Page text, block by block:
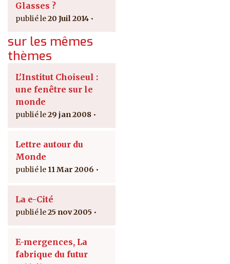
Glasses ?
20 Juil 2014
sur les mêmes
thèmes
L'Institut Choiseul :
une fenêtre sur le
monde
29 jan 2008
Lettre autour du
Monde
11 Mar 2006
La e-Cité
25 nov 2005
E-mergences, La
fabrique du futur